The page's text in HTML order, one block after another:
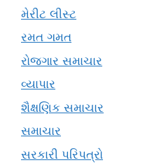
મેરીટ લીસ્ટ
રમત ગમત
રોજગાર સમાચાર
વ્યાપાર
શૈક્ષણિક સમાચાર
સમાચાર
સરકારી પરિપત્રો